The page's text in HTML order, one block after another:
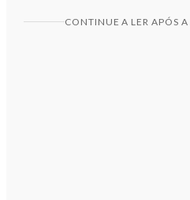
CONTINUE A LER APÓS